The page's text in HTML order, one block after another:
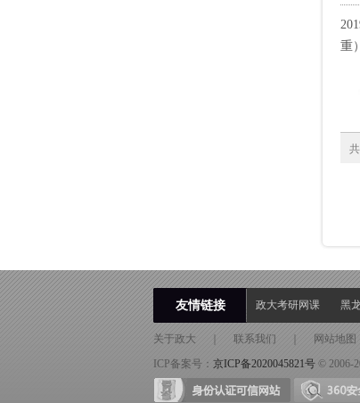
重
友情链接 政大考研网课 黑
关于政大 联系我们 网站地图
ICP备案号： 京ICP备2020045821号 © 2006-